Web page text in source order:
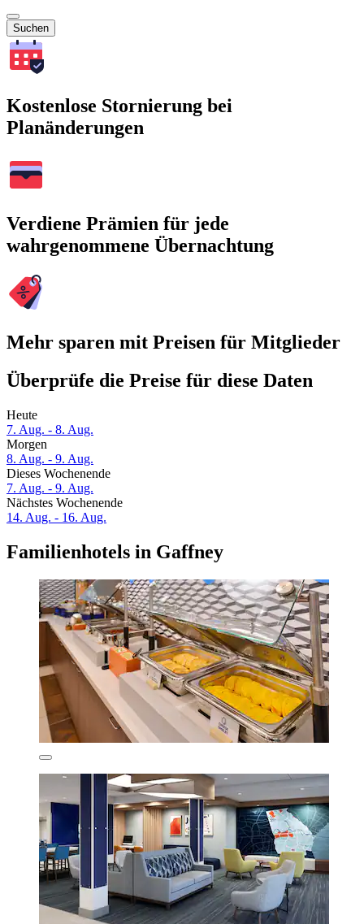
Suchen
Kostenlose Stornierung bei
Planänderungen
Verdiene Prämien für jede
wahrgenommene Übernachtung
Mehr sparen mit Preisen für Mitglieder
Überprüfe die Preise für diese Daten
Heute
7. Aug. - 8. Aug.
Morgen
8. Aug. - 9. Aug.
Dieses Wochenende
7. Aug. - 9. Aug.
Nächstes Wochenende
14. Aug. - 16. Aug.
Familienhotels in Gaffney